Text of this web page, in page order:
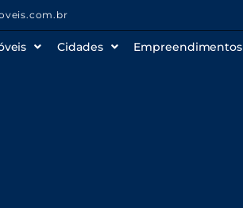
Cidades Empreendimentos